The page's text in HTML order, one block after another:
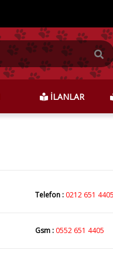
İLANLAR
Telefon : 0212 651 4405
Gsm : 0552 651 4405